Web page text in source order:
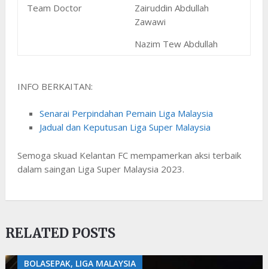
Team Doctor
Zairuddin Abdullah
Zawawi
Nazim Tew Abdullah
INFO BERKAITAN:
Senarai Perpindahan Pemain Liga Malaysia
Jadual dan Keputusan Liga Super Malaysia
Semoga skuad Kelantan FC mempamerkan aksi terbaik
dalam saingan Liga Super Malaysia 2023.
RELATED POSTS
BOLASEPAK, LIGA MALAYSIA